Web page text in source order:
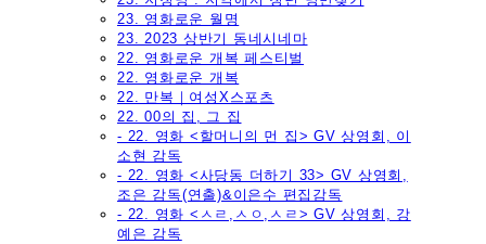
23. 영화로운 월명
23. 2023 상반기 동네시네마
22. 영화로운 개복 페스티벌
22. 영화로운 개복
22. 만복｜여성X스포츠
22. 00의 집, 그 집
- 22. 영화 <할머니의 먼 집> GV 상영회, 이
소현 감독
- 22. 영화 <사당동 더하기 33> GV 상영회,
조은 감독(연출)&이은수 편집감독
- 22. 영화 <ㅅㄹ,ㅅㅇ,ㅅㄹ> GV 상영회, 강
예은 감독